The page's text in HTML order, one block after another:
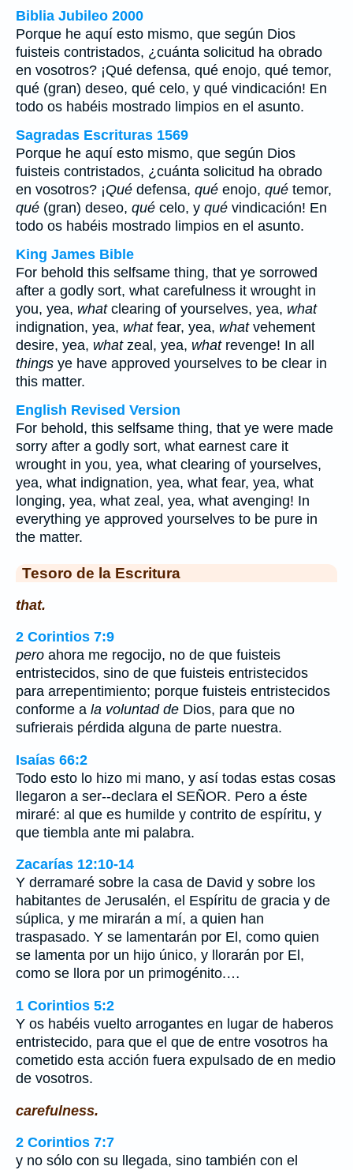
Biblia Jubileo 2000
Porque he aquí esto mismo, que según Dios
fuisteis contristados, ¿cuánta solicitud ha obrado
en vosotros? ¡Qué defensa, qué enojo, qué temor,
qué (gran) deseo, qué celo, y qué vindicación! En
todo os habéis mostrado limpios en el asunto.
Sagradas Escrituras 1569
Porque he aquí esto mismo, que según Dios
fuisteis contristados, ¿cuánta solicitud ha obrado
en vosotros? ¡Qué defensa, qué enojo, qué temor,
qué (gran) deseo, qué celo, y qué vindicación! En
todo os habéis mostrado limpios en el asunto.
King James Bible
For behold this selfsame thing, that ye sorrowed
after a godly sort, what carefulness it wrought in
you, yea, whatclearing of yourselves, yea, what
indignation, yea, whatfear, yea, whatvehement
desire, yea, whatzeal, yea, whatrevenge! In all
things ye have approved yourselves to be clear in
this matter.
English Revised Version
For behold, this selfsame thing, that ye were made
sorry after a godly sort, what earnest care it
wrought in you, yea, what clearing of yourselves,
yea, what indignation, yea, what fear, yea, what
longing, yea, what zeal, yea, what avenging! In
everything ye approved yourselves to be pure in
the matter.
Tesoro de la Escritura
that.
2 Corintios 7:9
pero ahora me regocijo, no de que fuisteis
entristecidos, sino de que fuisteis entristecidos
para arrepentimiento; porque fuisteis entristecidos
conforme a la voluntad de Dios, para que no
sufrierais pérdida alguna de parte nuestra.
Isaías 66:2
Todo esto lo hizo mi mano, y así todas estas cosas
llegaron a ser--declara el SEÑOR. Pero a éste
miraré: al que es humilde y contrito de espíritu, y
que tiembla ante mi palabra.
Zacarías 12:10-14
Y derramaré sobre la casa de David y sobre los
habitantes de Jerusalén, el Espíritu de gracia y de
súplica, y me mirarán a mí, a quien han
traspasado. Y se lamentarán por El, como quien
se lamenta por un hijo único, y llorarán por El,
como se llora por un primogénito.…
1 Corintios 5:2
Y os habéis vuelto arrogantes en lugar de haberos
entristecido, para que el que de entre vosotros ha
cometido esta acción fuera expulsado de en medio
de vosotros.
carefulness.
2 Corintios 7:7
y no sólo con su llegada, sino también con el